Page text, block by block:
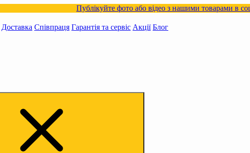
Публікуйте фото або відео з нашими товарами в
Доставка Співпраця Гарантія та сервіс Акції Блог